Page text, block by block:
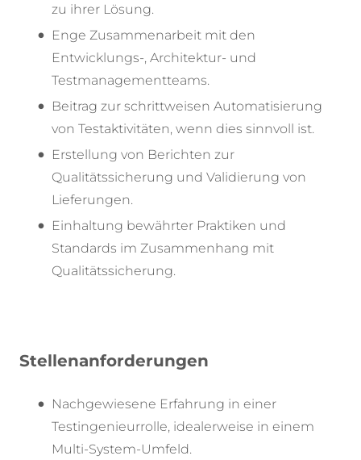
zu ihrer Lösung.
Enge Zusammenarbeit mit den
Entwicklungs-, Architektur- und
Testmanagementteams.
Beitrag zur schrittweisen Automatisierung
von Testaktivitäten, wenn dies sinnvoll ist.
Erstellung von Berichten zur
Qualitätssicherung und Validierung von
Lieferungen.
Einhaltung bewährter Praktiken und
Standards im Zusammenhang mit
Qualitätssicherung.
Stellenanforderungen
Nachgewiesene Erfahrung in einer
Testingenieurrolle, idealerweise in einem
Multi-System-Umfeld.